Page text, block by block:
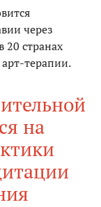
через
20 странах
терапии.
на